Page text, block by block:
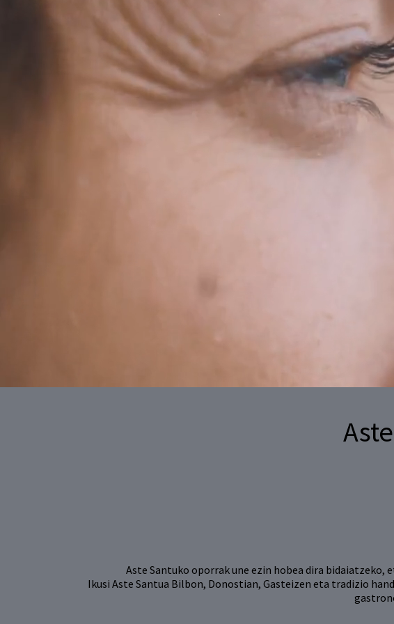
Aste Santuko oporrak une ezin hobea dira bidaiatzeko,
Ikusi Aste Santua Bilbon, Donostian, Gasteizen eta tradizio